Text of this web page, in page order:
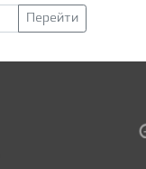
Перейти